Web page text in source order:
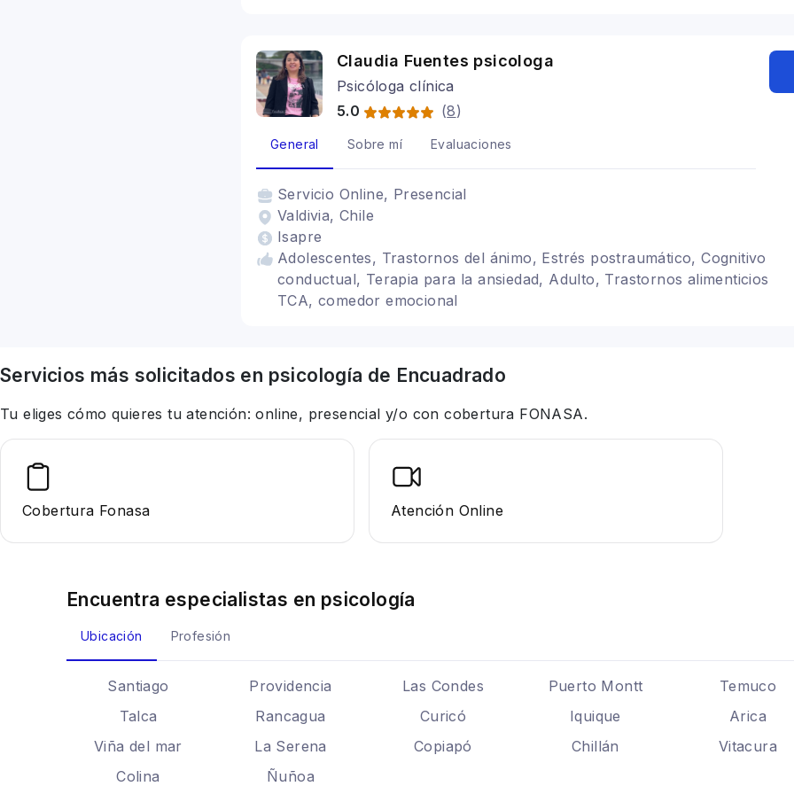
Claudia Fuentes psicologa
Psicóloga clínica
5.0
(8)
General Sobre mí Evaluaciones
Servicio Online, Presencial
Valdivia, Chile
Isapre
Adolescentes, Trastornos del ánimo, Estrés postraumático, Cognitivo
conductual, Terapia para la ansiedad, Adulto, Trastornos alimenticios
TCA, comedor emocional
Servicios más solicitados en psicología de Encuadrado
Tu eliges cómo quieres tu atención: online, presencial y/o con cobertura FONASA.
Cobertura Fonasa Atención Online
Encuentra especialistas en psicología
Ubicación Profesión
Santiago Providencia Las Condes Puerto Montt Temuco
Talca
Rancagua Curicó Iquique Arica
Viña del mar
La Serena Copiapó Chillán Vitacura
Colina
Ñuñoa